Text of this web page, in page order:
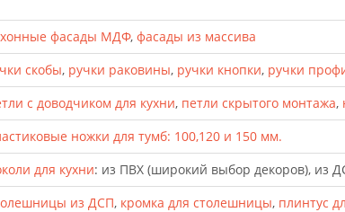
фасады МДФ, фасады из массива
скобы, ручки раковины, ручки кнопки, ручки
с доводчиком для кухни, петли скрытого монтажа,
ножки для тумб: 100,120 и 150 мм.
для кухни: из ПВХ (широкий выбор декоров), из
из ДСП, кромка для столешницы, плинтус